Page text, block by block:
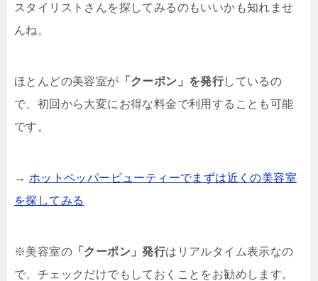
スタイリストさんを探してみるのもいいかも知れませ
んね。
ほとんどの美容室が 「クーポン」を発行しているの
で、初回から大変にお得な料金で利用することも可能
です。
→ ホットペッパービューティーでまずは近くの美容室
を探してみる
※美容室の 「クーポン」発行はリアルタイム表示なの
で、チェックだけでもしておくことをお勧めします。